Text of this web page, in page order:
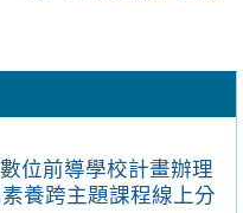
位前導學校計畫辦理
素養跨主題課程線上分